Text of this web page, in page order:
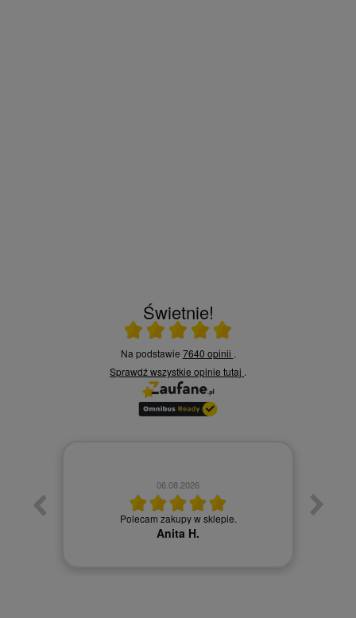
Świetnie!
Ocena średnia 5 na 5
Na podstawie 7640 opinii .
Sprawdź wszystkie opinie tutaj .
06.08.2026
Polecam zakupy w sklepie.
Anita H.